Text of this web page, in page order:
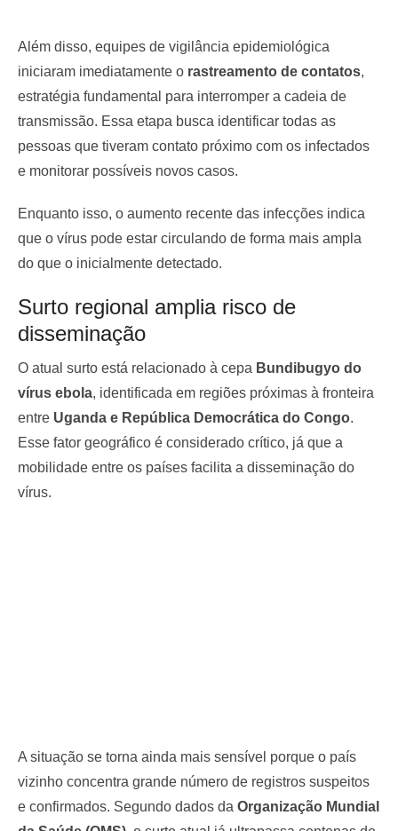
Além disso, equipes de vigilância epidemiológica
iniciaram imediatamente o rastreamento de contatos,
estratégia fundamental para interromper a cadeia de
transmissão. Essa etapa busca identificar todas as
pessoas que tiveram contato próximo com os infectados
e monitorar possíveis novos casos.
Enquanto isso, o aumento recente das infecções indica
que o vírus pode estar circulando de forma mais ampla
do que o inicialmente detectado.
Surto regional amplia risco de
disseminação
O atual surto está relacionado à cepa Bundibugyo do
vírus ebola, identificada em regiões próximas à fronteira
entre Uganda e República Democrática do Congo.
Esse fator geográfico é considerado crítico, já que a
mobilidade entre os países facilita a disseminação do
vírus.
A situação se torna ainda mais sensível porque o país
vizinho concentra grande número de registros suspeitos
e confirmados. Segundo dados da Organização Mundial